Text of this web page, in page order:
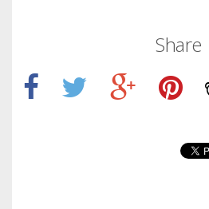
Share